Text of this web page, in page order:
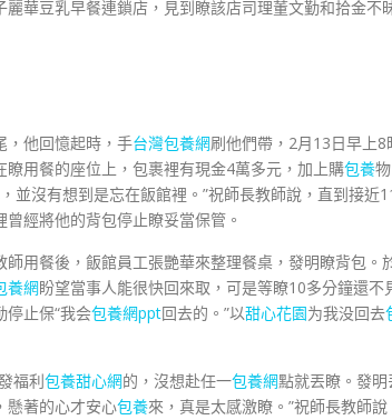
華豆乳早餐連鎖店，見到瞭該店司理董文勤和拾金不
，他回憶起時，手台灣包養網刷他們帶，2月13日早上8
用餐的座位上，包裹裡有現金4萬多元，加上購包養物
並沒有想到是忘在飯館裡。”祝師長教師說，直到接近
經將他的背包停止瞭妥當保管。
師用餐後，飯館員工張艷華來整理餐桌，發明瞭背包。
養網盼望當事人能很快回來取，可是等瞭10多分鐘還不
停止保“我会包養網ppt回去的。”以甜心花園为我没回去
福利包養甜心網的，沒想赴任一包養網點就丟瞭。發明
懸著的心才安心包養來，真是太感激瞭。”祝師長教師說